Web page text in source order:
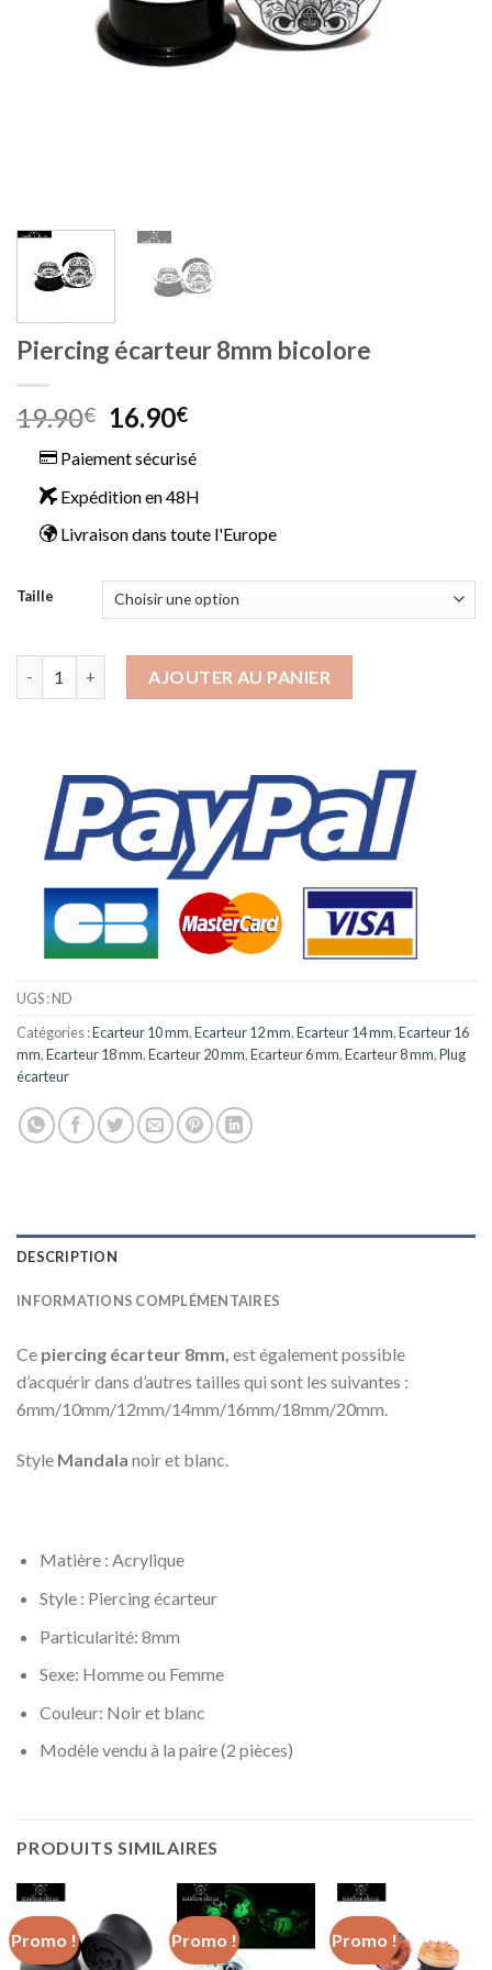
Piercing écarteur 8mm bicolore
19.90€
Le
initial
était :
19.90€.
16.90€Le
actuel
est :
16.90€.
Paiement sécurisé
Expédition en 48H
Livraison dans toute l'Europe
Taille
AJOUTER AU PANIER
UGS :ND
Catégories :Ecarteur 10 mm,Ecarteur 12 mm,Ecarteur 14 mm,Ecarteur 16
mm,Ecarteur 18 mm,Ecarteur 20 mm,Ecarteur 6 mm,Ecarteur 8 mm,Plug
écarteur
DESCRIPTION
INFORMATIONS COMPLÉMENTAIRES
Ce piercing écarteur 8mm, est également possible
d’acquérir dans d’autres tailles qui sont les suivantes :
6mm/10mm/12mm/14mm/16mm/18mm/20mm.
Style Mandala noir et blanc.
Matière : Acrylique
Style : Piercing écarteur
Particularité: 8mm
Sexe: Homme ou Femme
Couleur: Noir et blanc
Modèle vendu à la paire (2 pièces)
PRODUITS SIMILAIRES
Promo ! Promo ! Promo !